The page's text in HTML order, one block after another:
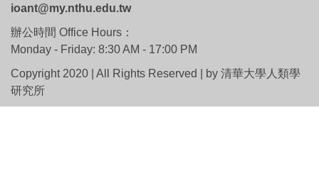
ioant@my.nthu.edu.tw
辦公時間 Office Hours：
Monday - Friday: 8:30 AM - 17:00 PM
Copyright 2020 | All Rights Reserved | by 清華大學人類學
研究所